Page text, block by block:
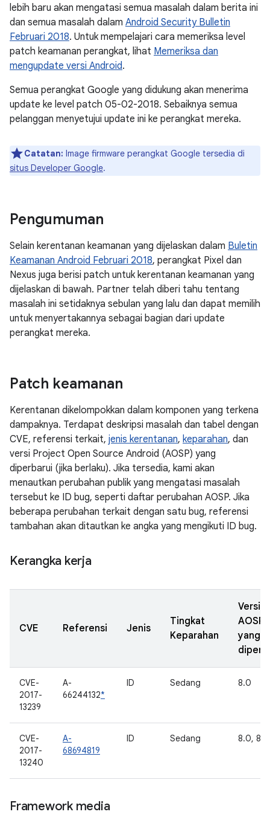
lebih baru akan mengatasi semua masalah dalam berita ini
dan semua masalah dalam Android Security Bulletin
Februari 2018. Untuk mempelajari cara memeriksa level
patch keamanan perangkat, lihat Memeriksa dan
mengupdate versi Android.
Semua perangkat Google yang didukung akan menerima
update ke level patch 05-02-2018. Sebaiknya semua
pelanggan menyetujui update ini ke perangkat mereka.
Catatan: Image firmware perangkat Google tersedia di
situs Developer Google.
Pengumuman
Selain kerentanan keamanan yang dijelaskan dalam Buletin
Keamanan Android Februari 2018, perangkat Pixel dan
Nexus juga berisi patch untuk kerentanan keamanan yang
dijelaskan di bawah. Partner telah diberi tahu tentang
masalah ini setidaknya sebulan yang lalu dan dapat memilih
untuk menyertakannya sebagai bagian dari update
perangkat mereka.
Patch keamanan
Kerentanan dikelompokkan dalam komponen yang terkena
dampaknya. Terdapat deskripsi masalah dan tabel dengan
CVE, referensi terkait, jenis kerentanan, keparahan, dan
versi Project Open Source Android (AOSP) yang
diperbarui (jika berlaku). Jika tersedia, kami akan
menautkan perubahan publik yang mengatasi masalah
tersebut ke ID bug, seperti daftar perubahan AOSP. Jika
beberapa perubahan terkait dengan satu bug, referensi
tambahan akan ditautkan ke angka yang mengikuti ID bug.
Kerangka kerja
CVE Referensi Jenis
Tingkat
Keparahan
Versi
AOSP
yang
CVE-
2017-
13239
A-
66244132*
ID Sedang 8.0
CVE-
2017-
13240
A-
68694819
ID Sedang 8.0, 8.1
Framework media